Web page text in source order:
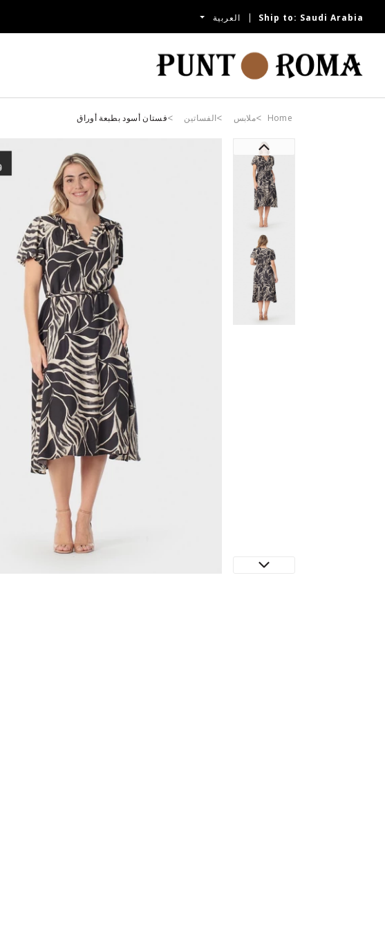
Ship to: Saudi Arabia العربية
Home ملابس الفساتين فستان أسود بطبعة أوراق